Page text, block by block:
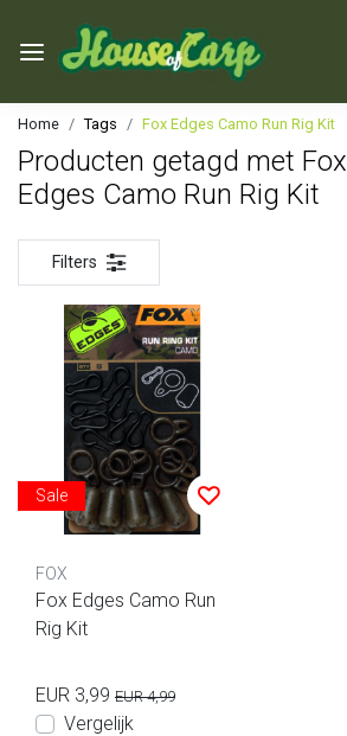
Home Tags Fox Edges Camo Run Rig Kit
Producten getagd met Fox
Edges Camo Run Rig Kit
Filters
Sale
FOX
Fox Edges Camo Run
Rig Kit
EUR 3,99 EUR 4,99
Vergelijk